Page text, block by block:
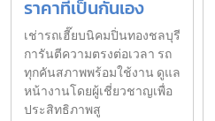
ราคาที่เป็นกันเอง
เช่ารถเฮี๊ยบนิคมปิ่นทองชลบุรี
การันตีความตรงต่อเวลา รถ
ทุกคันสภาพพร้อมใช้งาน ดูแล
หน้างานโดยผู้เชี่ยวชาญเพื่อ
ประสิทธิภาพสู